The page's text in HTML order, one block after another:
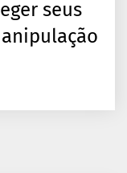
seus